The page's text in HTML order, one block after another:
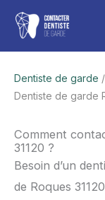
Aller
contenu
Dentiste de garde /
Dentiste de garde
Comment
31120 ?
Besoin d’un
de Roques